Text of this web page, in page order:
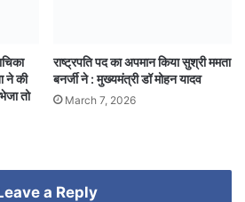
ने की
तो
राष्ट्रपति पद का अपमान किया सुश्री ममता
बनर्जी ने : मुख्यमंत्री डॉ मोहन यादव
March 7, 2026
a Reply